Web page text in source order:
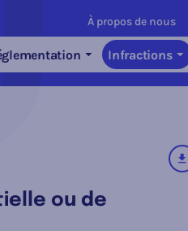
À propos de nous
Infractions
ou de